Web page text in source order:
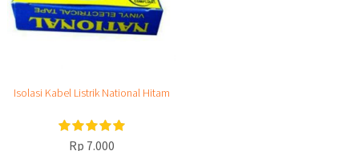
Isolasi Kabel Listrik National Hitam
Rp 7.000